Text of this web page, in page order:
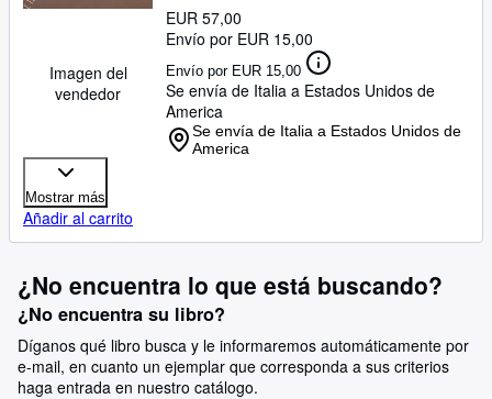
Imagen del
vendedor
EUR 57,00
Envío por EUR 15,00
Envío por EUR 15,00
Se envía de Italia a Estados Unidos de
America
Se envía de Italia a Estados Unidos de
America
Mostrar más
Añadir al carrito
¿No encuentra lo que está buscando?
¿No encuentra su libro?
Díganos qué libro busca y le informaremos automáticamente por
e-mail, en cuanto un ejemplar que corresponda a sus criterios
haga entrada en nuestro catálogo.